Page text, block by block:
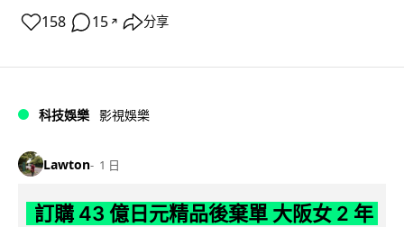
158 15 ↗ 分享
科技娛樂 影視娛樂
Lawton 1 日
訂購 43 億日元精品後棄單 大阪女 2 年